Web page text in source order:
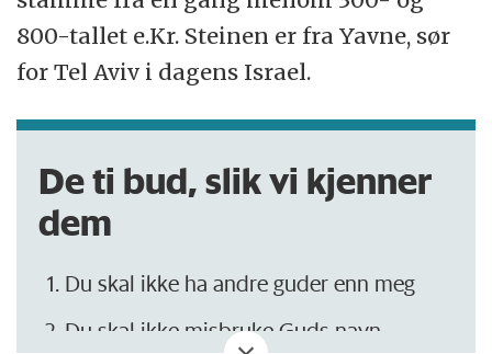
800-tallet e.Kr. Steinen er fra Yavne, sør
for Tel Aviv i dagens Israel.
De ti bud, slik vi kjenner
dem
Du skal ikke ha andre guder enn meg
Du skal ikke misbruke Guds navn